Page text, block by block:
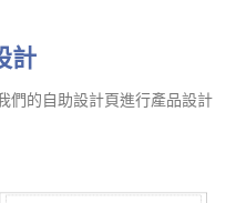
計
們的自助設計頁進行產品設計